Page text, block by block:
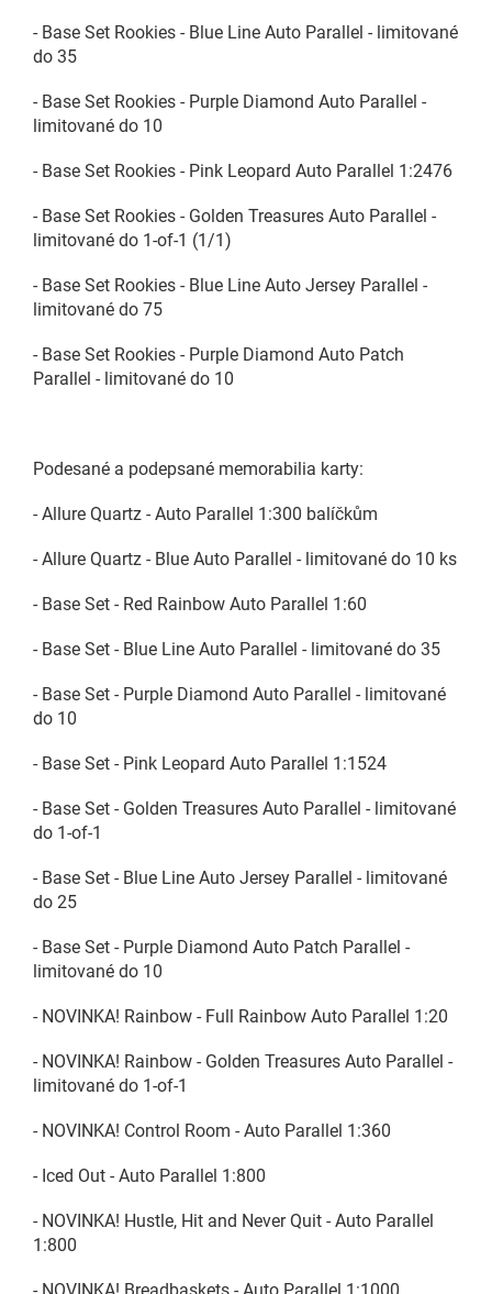
- Base Set Rookies - Blue Line Auto Parallel - limitované
do 35
- Base Set Rookies - Purple Diamond Auto Parallel -
limitované do 10
- Base Set Rookies - Pink Leopard Auto Parallel 1:2476
- Base Set Rookies - Golden Treasures Auto Parallel -
limitované do 1-of-1 (1/1)
- Base Set Rookies - Blue Line Auto Jersey Parallel -
limitované do 75
- Base Set Rookies - Purple Diamond Auto Patch
Parallel - limitované do 10
Podesané a podepsané memorabilia karty:
- Allure Quartz - Auto Parallel 1:300 balíčkům
- Allure Quartz - Blue Auto Parallel - limitované do 10 ks
- Base Set - Red Rainbow Auto Parallel 1:60
- Base Set - Blue Line Auto Parallel - limitované do 35
- Base Set - Purple Diamond Auto Parallel - limitované
do 10
- Base Set - Pink Leopard Auto Parallel 1:1524
- Base Set - Golden Treasures Auto Parallel - limitované
do 1-of-1
- Base Set - Blue Line Auto Jersey Parallel - limitované
do 25
- Base Set - Purple Diamond Auto Patch Parallel -
limitované do 10
- NOVINKA! Rainbow - Full Rainbow Auto Parallel 1:20
- NOVINKA! Rainbow - Golden Treasures Auto Parallel -
limitované do 1-of-1
- NOVINKA! Control Room - Auto Parallel 1:360
- Iced Out - Auto Parallel 1:800
- NOVINKA! Hustle, Hit and Never Quit - Auto Parallel
1:800